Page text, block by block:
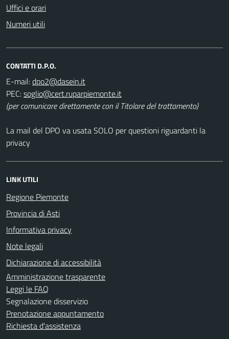
Uffici e orari
Numeri utili
CONTATTI D.P.O.
E-mail:
PEC:
(per comunicare direttamente con il Titolare del trattamento)
La mail del DPO va usata SOLO per questioni riguardanti la
privacy
LINK UTILI
Regione Piemonte
Provincia di Asti
Informativa privacy
Note legali
Dichiarazione di accessibilità
Amministrazione trasparente
Leggi le FAQ
Segnalazione disservizio
Prenotazione appuntamento
Richiesta d'assistenza